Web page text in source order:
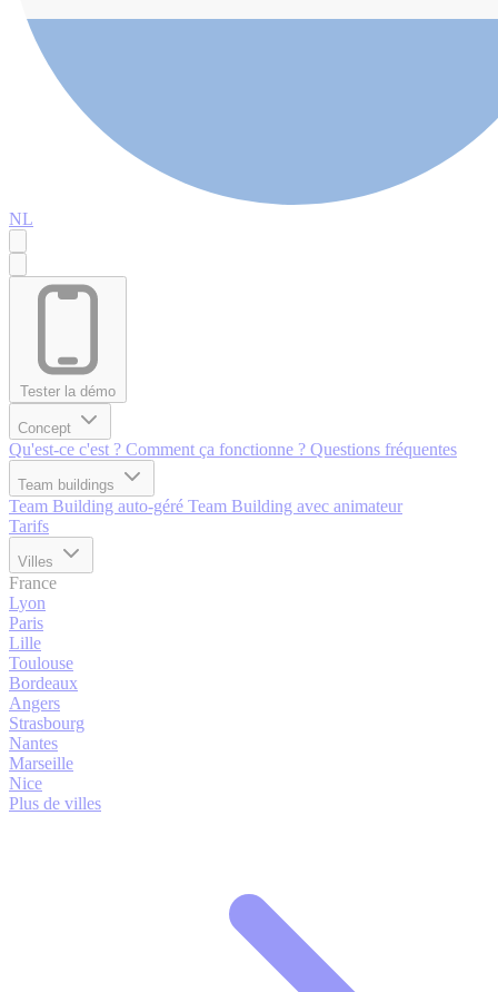
NL
Tester la démo
Concept
Qu'est-ce c'est ? Comment ça fonctionne ? Questions fréquentes
Team buildings
Team Building auto-géré Team Building avec animateur
Tarifs
Villes
France
Lyon
Paris
Lille
Toulouse
Bordeaux
Angers
Strasbourg
Nantes
Marseille
Nice
Plus de villes